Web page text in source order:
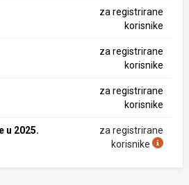
za registrirane
korisnike
za registrirane
korisnike
za registrirane
korisnike
u 2025.
za registrirane
korisnike